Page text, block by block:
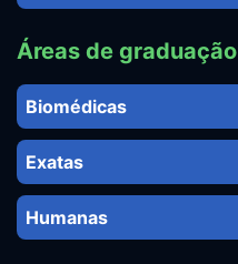
Áreas de
Biomédicas
Exatas
Humanas